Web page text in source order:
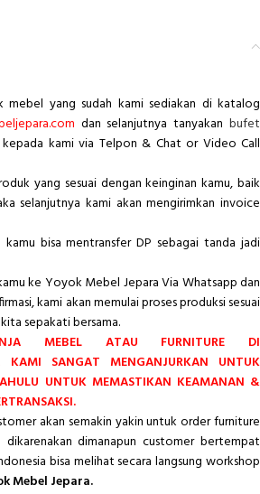
yang sudah kami sediakan di katalog
dan selanjutnya tanyakanbufet
kami via Telpon & Chat or Video Call
yang sesuai dengan keinginan kamu, baik
selanjutnya kami akan mengirimkan invoice
bisa mentransfer DP sebagai tanda jadi
ke Yoyok Mebel Jepara Via Whatsapp dan
kami akan memulai proses produksi sesuai
sepakati bersama.
MEBEL ATAU FURNITURE DI
KAMI SANGAT MENGANJURKAN UNTUK
UNTUK MEMASTIKAN KEAMANAN &
akan semakin yakin untuk order furniture
dimanapun customer bertempat
bisa melihat secara langsung workshop
Mebel Jepara.